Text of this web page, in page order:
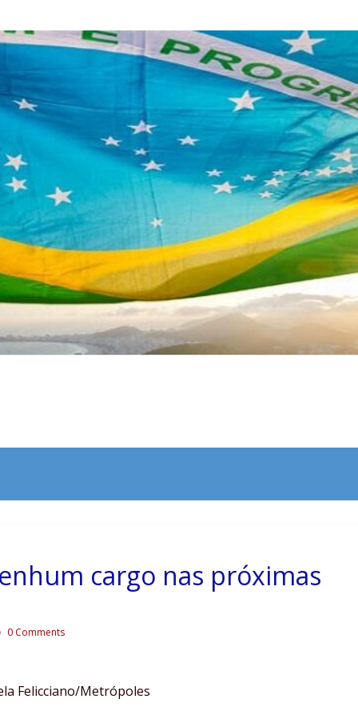
cargo nas próximas
0 Comments
Felicciano/Metrópoles